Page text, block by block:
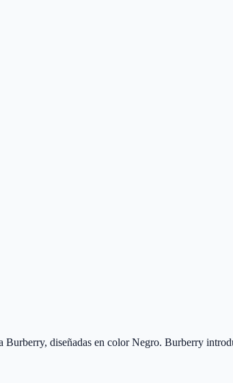
diseñadas en color Negro. Burberry